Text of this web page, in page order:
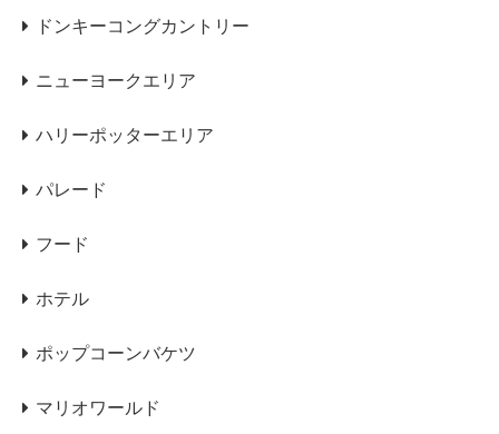
ドンキーコングカントリー
ニューヨークエリア
ハリーポッターエリア
パレード
フード
ホテル
ポップコーンバケツ
マリオワールド